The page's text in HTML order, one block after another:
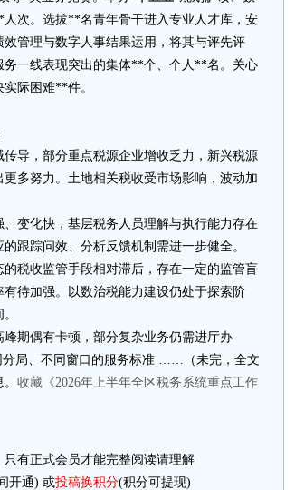
次。选拔**名青年骨干进入专业人才库，安
管理与数字人事结果运用，将其与评先评
一线表现突出的集体**个、个人**名。关心
际困难**件。
导，部分重点税源企业增收乏力，新兴税源
多努力。土地相关税收受市场影响，波动加
变化快，基层税务人员理解与执行能力存在
跟踪问效、分析反馈机制需进一步健全。
税收监管手段相对滞后，存在一定的监管盲
待加强。以数治税能力建设仍处于探索阶
峰期偶有卡顿，部分复杂业务仍需进厅办
分局、不同窗口的服务标准 ……（未完，全文
收藏《2026年上半年全区税务系统重点工作
有正式会员才能完整阅读请理解
开通) 或投稿换积分(积分可提现)